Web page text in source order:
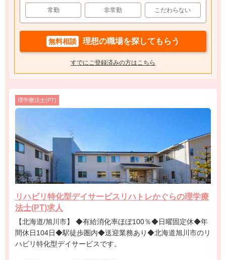
常勤 非常勤 こだわらない
無料相談 理想の職場を探してもらう
すでにご登録済みの方はこちら
理学療法士(PT)
リハビリ特化型デイサービスリハトレかぐらの理学療
法士(PT)求人
【北海道/旭川市】 ◆有給消化率ほぼ100％◆日曜固定休◆年
間休日104日◆駅徒歩圏内◆送迎業務あり◆北海道旭川市のリ
ハビリ特化型デイサービスです。